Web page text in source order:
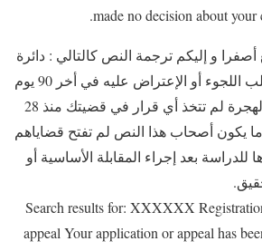
made no decision about your
و إليكم ترجمة النص كالتالي : دائرة
الهجرة لم تسجل طلب اللجوء أو الإعتراض عليه في أخر 90 يوم
مضت القرار دائرة الهجرة لم تتخذ أي قرار في قضيتك منذ 28
يكون أصحاب هذا النص لم تفتح قضاياهم
للدراسة بعد إجراء المقابلة الأساسية أو
2-Search results for: XXXXXX
appeal Your application or appeal has